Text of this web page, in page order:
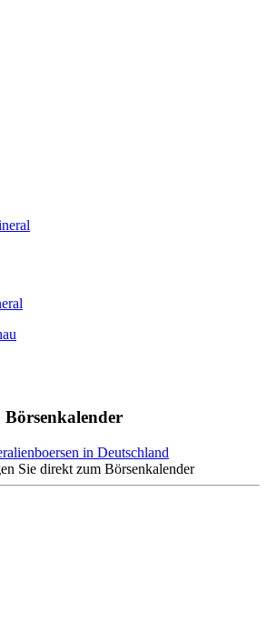
Börsenkalender
Sie direkt zum Börsenkalender